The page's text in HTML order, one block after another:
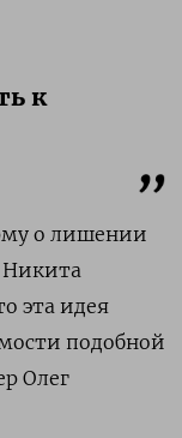
к
о лишении
Никита
эта идея
подобной
Олег